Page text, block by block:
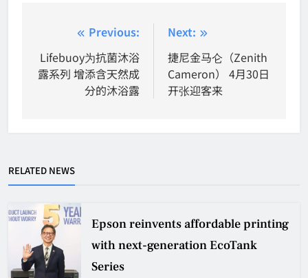
navigation
Previous:
Lifebuoy为抗菌沐浴
露系列 增添含天然成
分的沐浴露
Next:
捷尼金马仑（Zenith
Cameron） 4月30日
开张迎客来
RELATED NEWS
Epson reinvents affordable printing
with next-generation EcoTank
Series